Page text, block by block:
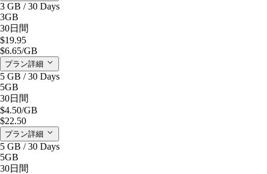
3 GB / 30 Days
3GB
30日間
$19.95
$6.65/GB
プラン詳細
5 GB / 30 Days
5GB
30日間
$4.50/GB
$22.50
プラン詳細
5 GB / 30 Days
5GB
30日間